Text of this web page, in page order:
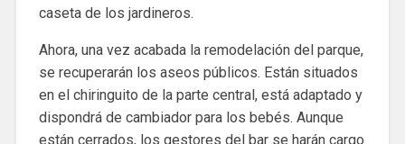
caseta de los jardineros.
Ahora, una vez acabada la remodelación del parque,
se recuperarán los aseos públicos. Están situados
en el chiringuito de la parte central, está adaptado y
dispondrá de cambiador para los bebés. Aunque
están cerrados, los gestores del bar se harán cargo